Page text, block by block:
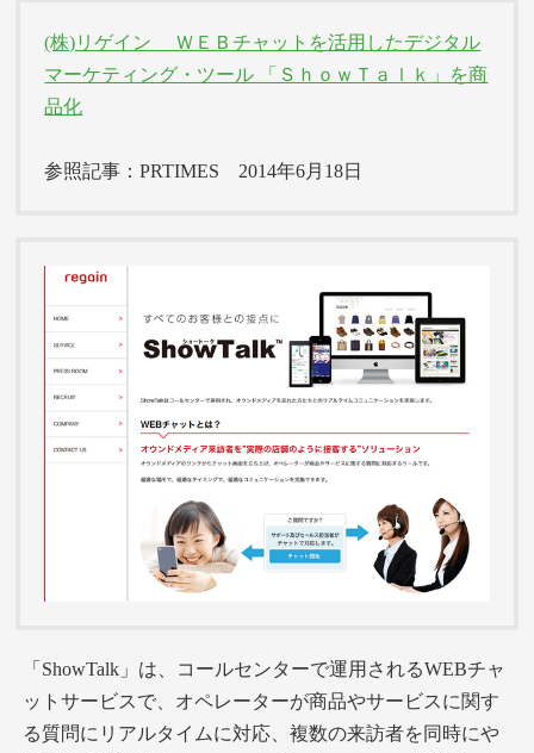
(株)リゲイン ＷＥＢチャットを活用したデジタル
マーケティング・ツール 「ＳｈｏｗＴａｌｋ」を商
品化
参照記事：PRTIMES 2014年6月18日
「ShowTalk」は、コールセンターで運用されるWEBチャ
ットサービスで、オペレーターが商品やサービスに関す
る質問にリアルタイムに対応、複数の来訪者を同時にや